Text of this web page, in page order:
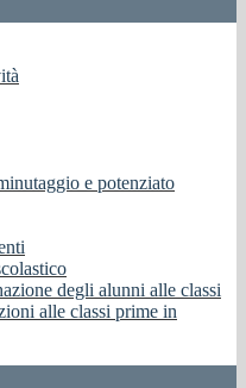
e potenziato
degli alunni alle classi
alle classi prime in